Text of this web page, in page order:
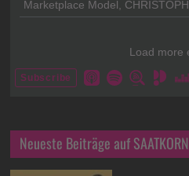
Neueste Beiträge auf SAATKORN